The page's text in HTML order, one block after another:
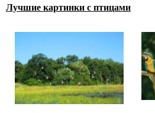
Лучшие картинки с птицами